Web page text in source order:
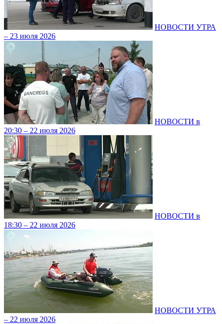
НОВОСТИ УТРА
– 23 июля 2026
НОВОСТИ в
20:30 – 22 июля 2026
НОВОСТИ в
18:30 – 22 июля 2026
НОВОСТИ УТРА
– 22 июля 2026